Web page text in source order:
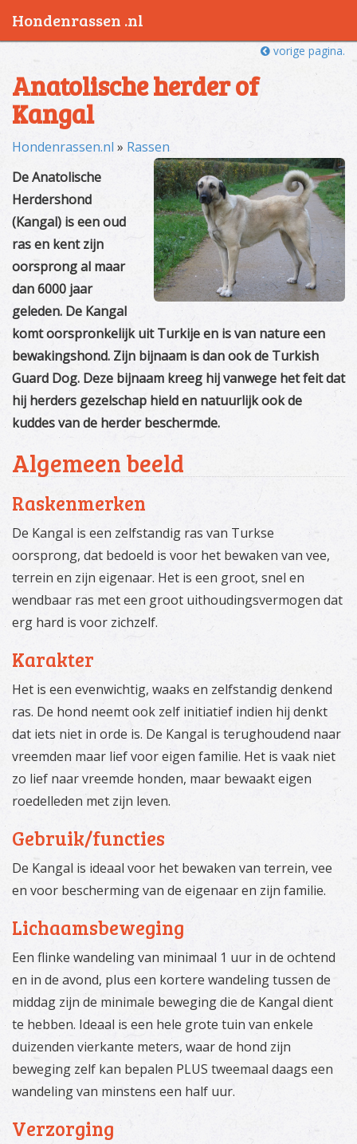
vorige pagina.
Anatolische herder of
Kangal
Hondenrassen.nl » Rassen
De Anatolische
Herdershond
(Kangal) is een oud
ras en kent zijn
oorsprong al maar
dan 6000 jaar
geleden. De Kangal
komt oorspronkelijk uit Turkije en is van nature een
bewakingshond. Zijn bijnaam is dan ook de Turkish
Guard Dog. Deze bijnaam kreeg hij vanwege het feit dat
hij herders gezelschap hield en natuurlijk ook de
kuddes van de herder beschermde.
Algemeen beeld
Raskenmerken
De Kangal is een zelfstandig ras van Turkse
oorsprong, dat bedoeld is voor het bewaken van vee,
terrein en zijn eigenaar. Het is een groot, snel en
wendbaar ras met een groot uithoudingsvermogen dat
erg hard is voor zichzelf.
Karakter
Het is een evenwichtig, waaks en zelfstandig denkend
ras. De hond neemt ook zelf initiatief indien hij denkt
dat iets niet in orde is. De Kangal is terughoudend naar
vreemden maar lief voor eigen familie. Het is vaak niet
zo lief naar vreemde honden, maar bewaakt eigen
roedelleden met zijn leven.
Gebruik/functies
De Kangal is ideaal voor het bewaken van terrein, vee
en voor bescherming van de eigenaar en zijn familie.
Lichaamsbeweging
Een flinke wandeling van minimaal 1 uur in de ochtend
en in de avond, plus een kortere wandeling tussen de
middag zijn de minimale beweging die de Kangal dient
te hebben. Ideaal is een hele grote tuin van enkele
duizenden vierkante meters, waar de hond zijn
beweging zelf kan bepalen PLUS tweemaal daags een
wandeling van minstens een half uur.
Verzorging
Hondenrassen .nl